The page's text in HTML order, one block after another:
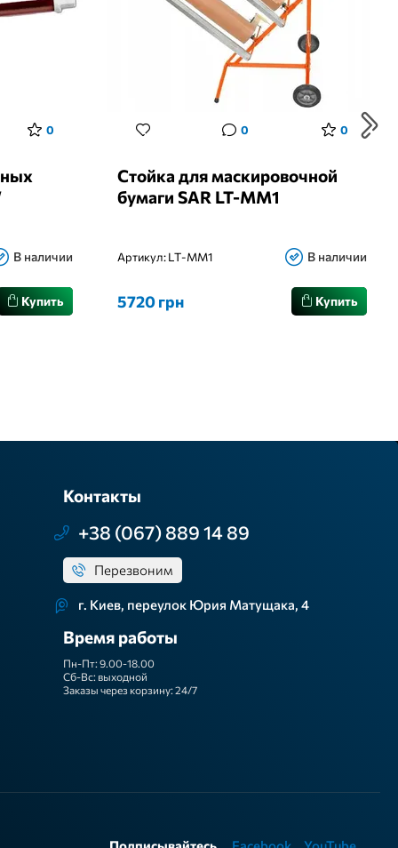
0
В наличии
Купить
0 0
Стойка для маскировочной
бумаги SAR LT-MM1
Артикул:LT-MM1 В наличии
5720 грн Купить
Контакты
+38 (067) 889 14 89
Перезвоним
г. Киев, переулок Юрия Матущака, 4
Время работы
Пн-Пт: 9.00-18.00
Сб-Вс: выходной
Заказы через корзину: 24/7